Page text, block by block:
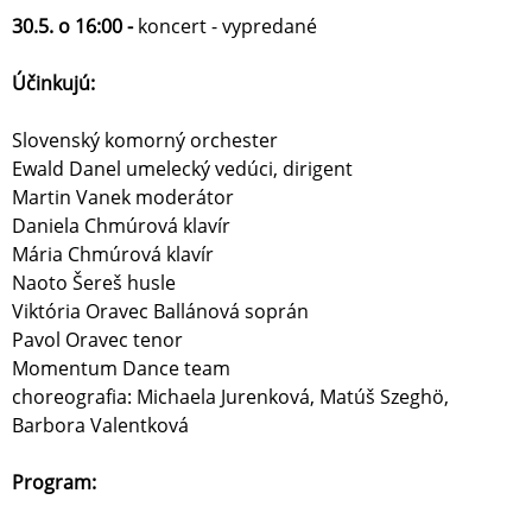
30.5. o 16:00 -koncert - vypredané
Účinkujú:
Slovenský komorný orchester
Ewald Danel umelecký vedúci, dirigent
Martin Vanek moderátor
Daniela Chmúrová klavír
Mária Chmúrová klavír
Naoto Šereš husle
Viktória Oravec Ballánová soprán
Pavol Oravec tenor
Momentum Dance team
choreografia: Michaela Jurenková, Matúš Szeghö,
Barbora Valentková
Program: